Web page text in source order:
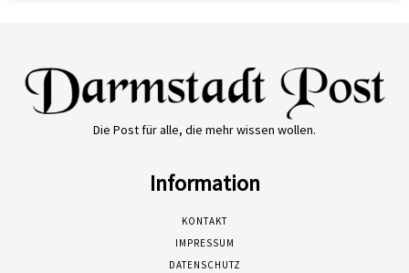
Die Post für alle, die mehr wissen wollen.
Information
KONTAKT
IMPRESSUM
DATENSCHUTZ